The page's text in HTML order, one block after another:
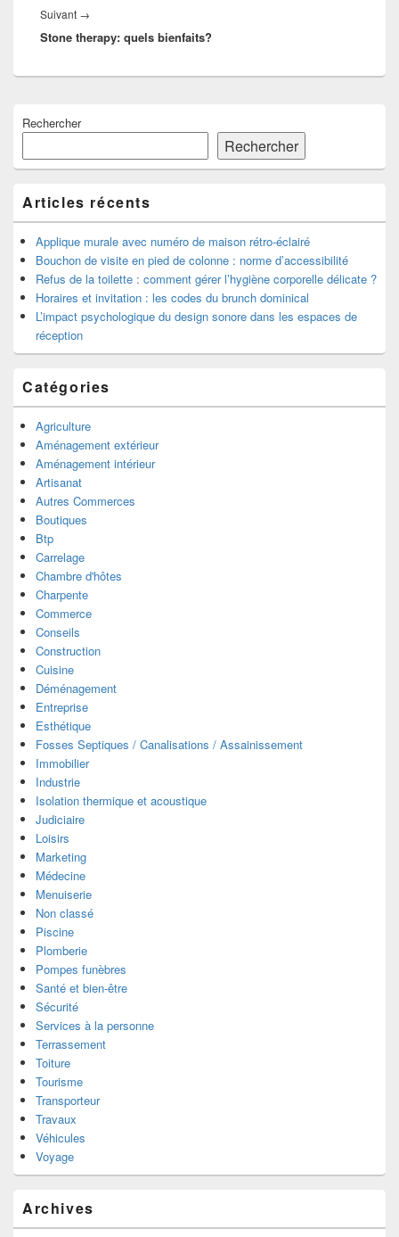
Suivant →
suivant :
Stone therapy: quels bienfaits?
principale
widget
pour
barre
latérale
Rechercher
Rechercher
Articles récents
Applique murale avec numéro de maison rétro-éclairé
Bouchon de visite en pied de colonne : norme d’accessibilité
Refus de la toilette : comment gérer l’hygiène corporelle délicate ?
Horaires et invitation : les codes du brunch dominical
L’impact psychologique du design sonore dans les espaces de
réception
Catégories
Agriculture
Aménagement extérieur
Aménagement intérieur
Artisanat
Autres Commerces
Boutiques
Btp
Carrelage
Chambre d'hôtes
Charpente
Commerce
Conseils
Construction
Cuisine
Déménagement
Entreprise
Esthétique
Fosses Septiques / Canalisations / Assainissement
Immobilier
Industrie
Isolation thermique et acoustique
Judiciaire
Loisirs
Marketing
Médecine
Menuiserie
Non classé
Piscine
Plomberie
Pompes funèbres
Santé et bien-être
Sécurité
Services à la personne
Terrassement
Toiture
Tourisme
Transporteur
Travaux
Véhicules
Voyage
Archives